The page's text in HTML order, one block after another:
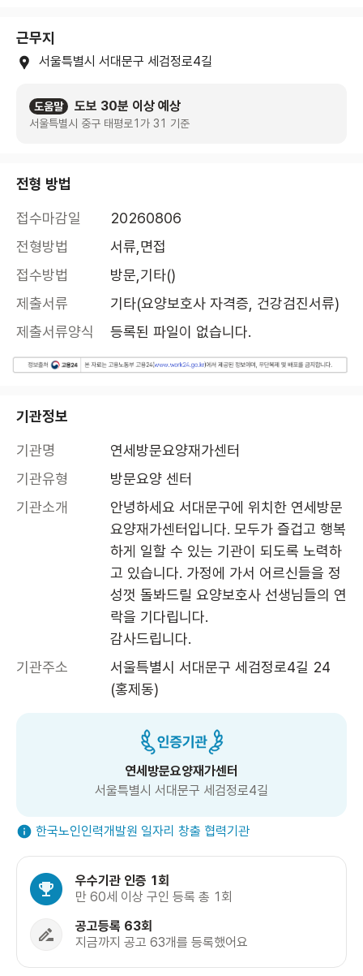
근무지
서울특별시 서대문구 세검정로4길
도움말 도보 30분 이상 예상
서울특별시 중구 태평로1가 31 기준
전형 방법
접수마감일
20260806
전형방법
서류,면접
접수방법
방문,기타()
제출서류
기타(요양보호사 자격증, 건강검진서류)
제출서류양식
등록된 파일이 없습니다.
기관정보
기관명
연세방문요양재가센터
기관유형
방문요양 센터
기관소개
안녕하세요 서대문구에 위치한 연세방문
요양재가센터입니다. 모두가 즐겁고 행복
하게 일할 수 있는 기관이 되도록 노력하
고 있습니다. 가정에 가서 어르신들을 정
성껏 돌봐드릴 요양보호사 선생님들의 연
락을 기다립니다.
감사드립니다.
기관주소
서울특별시 서대문구 세검정로4길 24
(홍제동)
연세방문요양재가센터
서울특별시 서대문구 세검정로4길
한국노인인력개발원 일자리 창출 협력기관
우수기관 인증 1회
만 60세 이상 구인 등록 총 1회
공고등록 63회
지금까지 공고 63개를 등록했어요